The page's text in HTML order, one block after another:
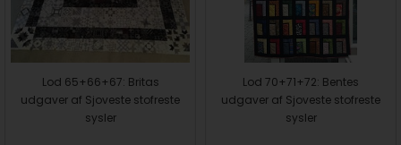
Lod 65+66+67: Britas
udgaver af Sjoveste stofreste
sysler
Lod 70+71+72: Bentes
udgaver af Sjoveste stofreste
sysler